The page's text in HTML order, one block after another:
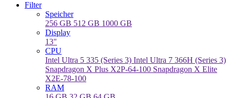
Filter
Speicher
256 GB 512 GB 1000 GB
Display
13"
CPU
Intel Ultra 5 335 (Series 3) Intel Ultra 7 366H (Series 3)
Snapdragon X Plus X2P-64-100 Snapdragon X Elite
X2E-78-100
RAM